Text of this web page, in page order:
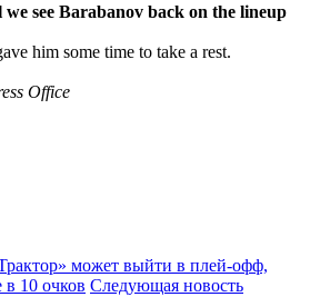
see Barabanov back on the lineup
him some time to take a rest.
Office
может выйти в плей-офф,
в 10 очков Следующая новость